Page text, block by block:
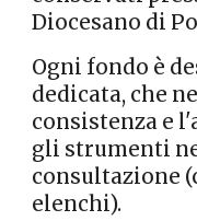
Diocesano di
Ogni fondo è
dedicata, che
consistenza e
gli strumenti
consultazione
elenchi).